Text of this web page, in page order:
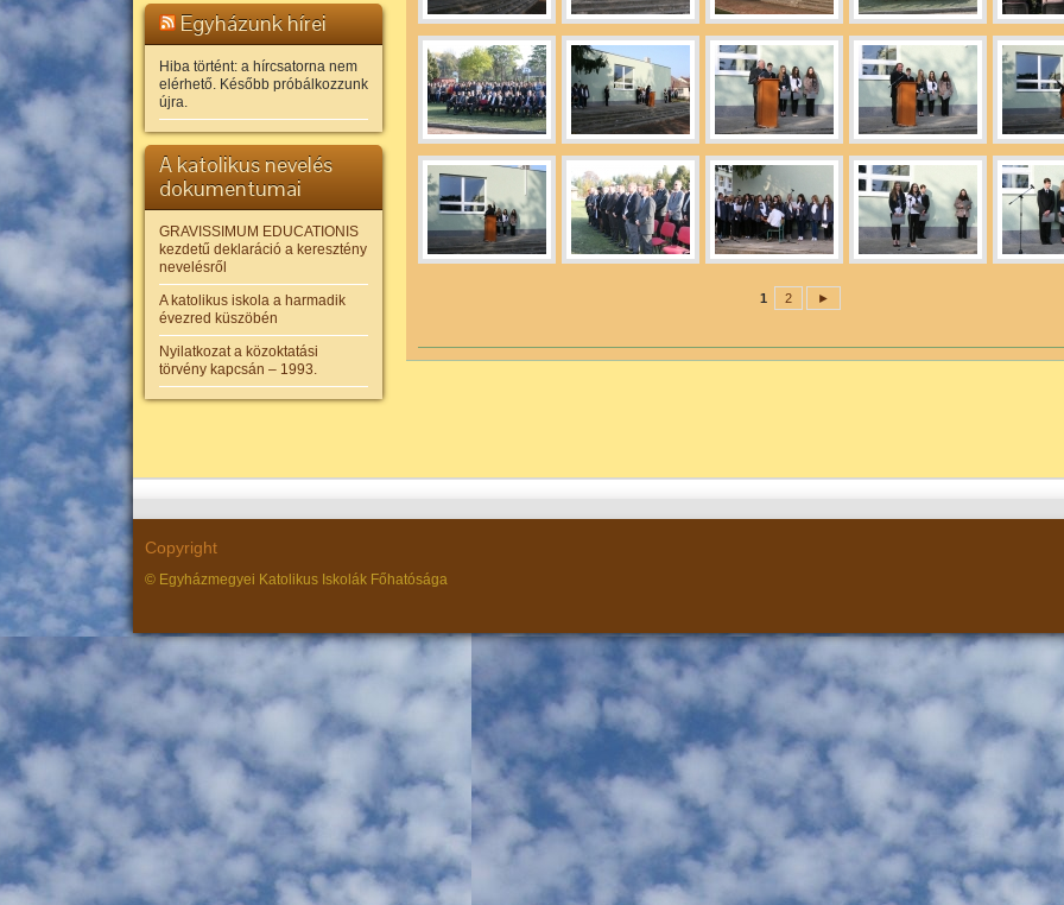
Egyházunk hírei
Hiba történt: a hírcsatorna nem
elérhető. Később próbálkozzunk
újra.
A katolikus nevelés
dokumentumai
GRAVISSIMUM EDUCATIONIS
kezdetű deklaráció a keresztény
nevelésről
A katolikus iskola a harmadik
évezred küszöbén
Nyilatkozat a közoktatási
törvény kapcsán – 1993.
1 2 ►
Copyright
© Egyházmegyei Katolikus Iskolák Főhatósága